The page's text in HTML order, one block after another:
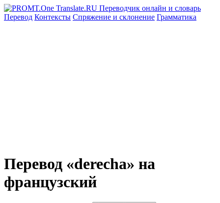
Перевод Контексты Спряжение и склонение Грамматика
Перевод «derecha» на
французский